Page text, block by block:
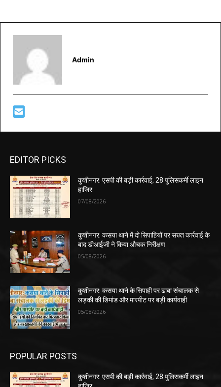
Admin
EDITOR PICKS
कुशीनगर: एसपी की बड़ी कार्रवाई, 28 पुलिसकर्मी लाइन
हाजिर
07/08/2026
कुशीनगर: कसया थाने में दो सिपाहियों पर सख्त कार्रवाई के
बाद डीआईजी ने किया औचक निरीक्षण
05/08/2026
कुशीनगर: कसया थाने के सिपाही पर ढाबा संचालक से
लड़की की डिमांड और मारपीट पर बड़ी कार्यवाही
05/08/2026
POPULAR POSTS
कुशीनगर: एसपी की बड़ी कार्रवाई, 28 पुलिसकर्मी लाइन